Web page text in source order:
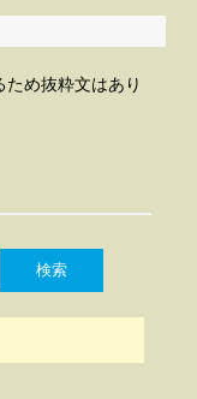
め抜粋文はあり